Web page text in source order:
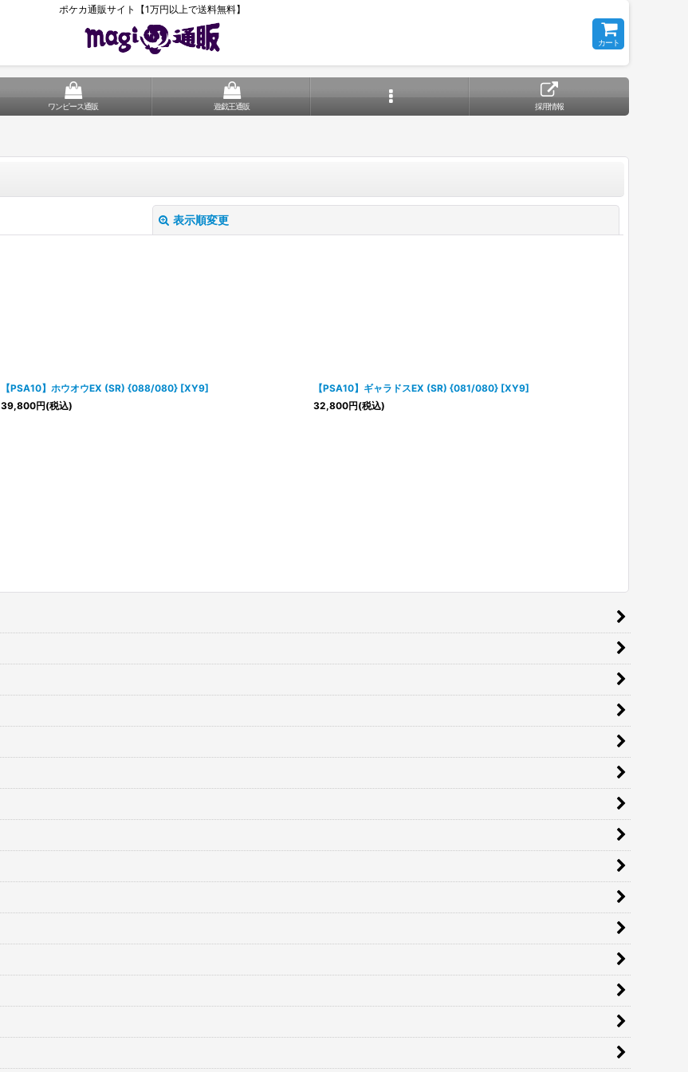
ポケカ通販サイト【1万円以上で送料無料】
カート
ワンピース通販 遊戯王通販 採用情報
表示順変更
絞り込む
【PSA10】ホウオウEX (SR) {088/080} [XY9]
39,800円(税込)
【PSA10】ギャラドスEX (SR) {081/080} [XY9]
32,800円(税込)